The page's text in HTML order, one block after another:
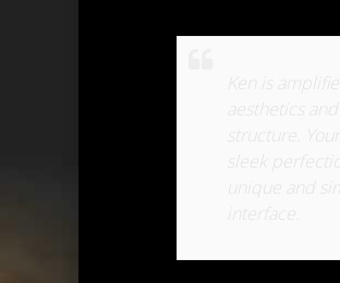
Ken is
aesthetics
structure.
sleek
unique and
interface.